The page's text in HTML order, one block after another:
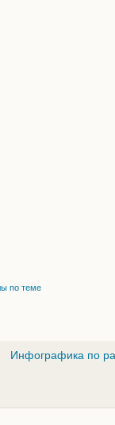
по теме
Инфографика по